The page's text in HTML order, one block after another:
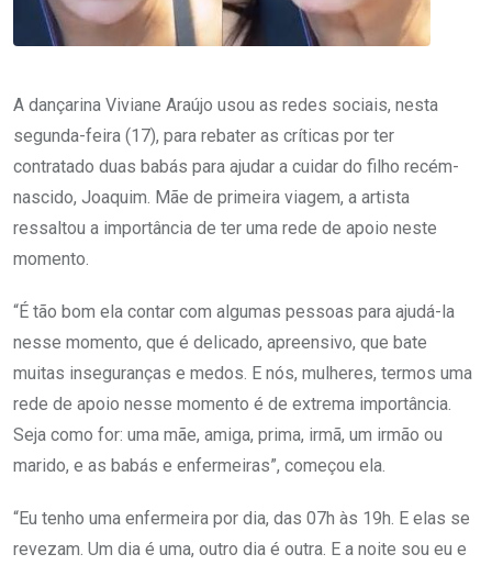
A dançarina Viviane Araújo usou as redes sociais, nesta
segunda-feira (17), para rebater as críticas por ter
contratado duas babás para ajudar a cuidar do filho recém-
nascido, Joaquim. Mãe de primeira viagem, a artista
ressaltou a importância de ter uma rede de apoio neste
momento.
“É tão bom ela contar com algumas pessoas para ajudá-la
nesse momento, que é delicado, apreensivo, que bate
muitas inseguranças e medos. E nós, mulheres, termos uma
rede de apoio nesse momento é de extrema importância.
Seja como for: uma mãe, amiga, prima, irmã, um irmão ou
marido, e as babás e enfermeiras”, começou ela.
“Eu tenho uma enfermeira por dia, das 07h às 19h. E elas se
revezam. Um dia é uma, outro dia é outra. E a noite sou eu e